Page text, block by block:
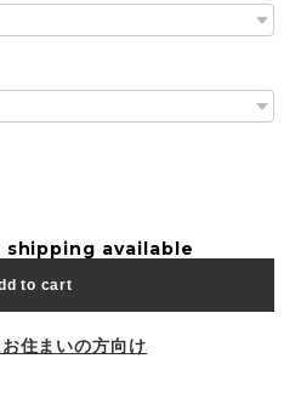
available
to cart
住まいの方向け